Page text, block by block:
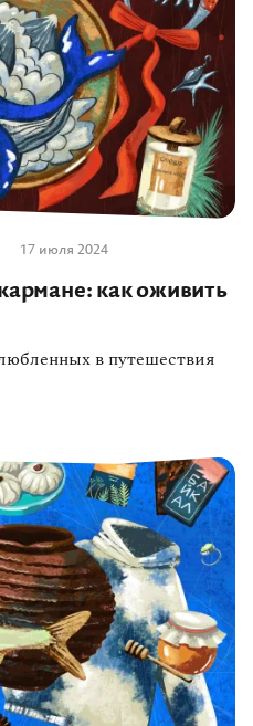
17 июля 2024
как оживить
в путешествия